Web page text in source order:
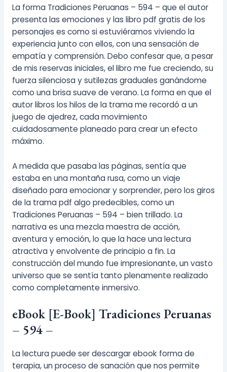
La forma Tradiciones Peruanas – 594 – que el autor
presenta las emociones y las libro pdf gratis de los
personajes es como si estuviéramos viviendo la
experiencia junto con ellos, con una sensación de
empatía y comprensión. Debo confesar que, a pesar
de mis reservas iniciales, el libro me fue creciendo, su
fuerza silenciosa y sutilezas graduales ganándome
como una brisa suave de verano. La forma en que el
autor libros los hilos de la trama me recordó a un
juego de ajedrez, cada movimiento
cuidadosamente planeado para crear un efecto
máximo.
A medida que pasaba las páginas, sentía que
estaba en una montaña rusa, como un viaje
diseñado para emocionar y sorprender, pero los giros
de la trama pdf algo predecibles, como un
Tradiciones Peruanas – 594 – bien trillado. La
narrativa es una mezcla maestra de acción,
aventura y emoción, lo que la hace una lectura
atractiva y envolvente de principio a fin. La
construcción del mundo fue impresionante, un vasto
universo que se sentía tanto plenamente realizado
como completamente inmersivo.
eBook [E-Book] Tradiciones Peruanas
– 594 –
La lectura puede ser descargar ebook forma de
terapia, un proceso de sanación que nos permite